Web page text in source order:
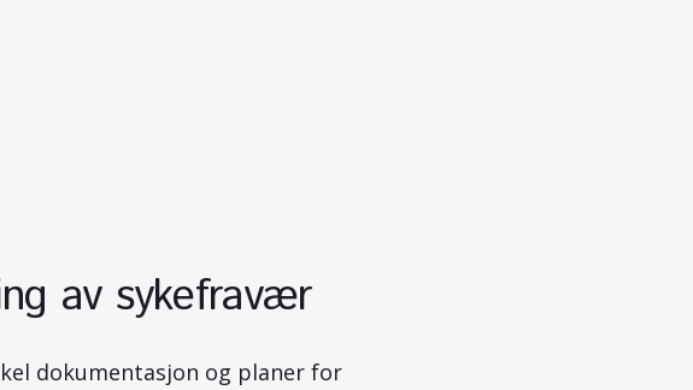
av sykefravær
dokumentasjon og planer for